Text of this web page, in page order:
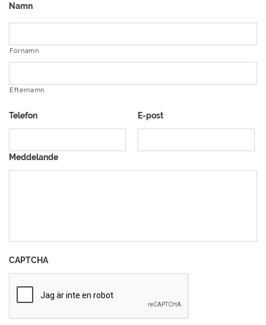
Namn
Förnamn
Efternamn
Telefon E-post
Meddelande
CAPTCHA